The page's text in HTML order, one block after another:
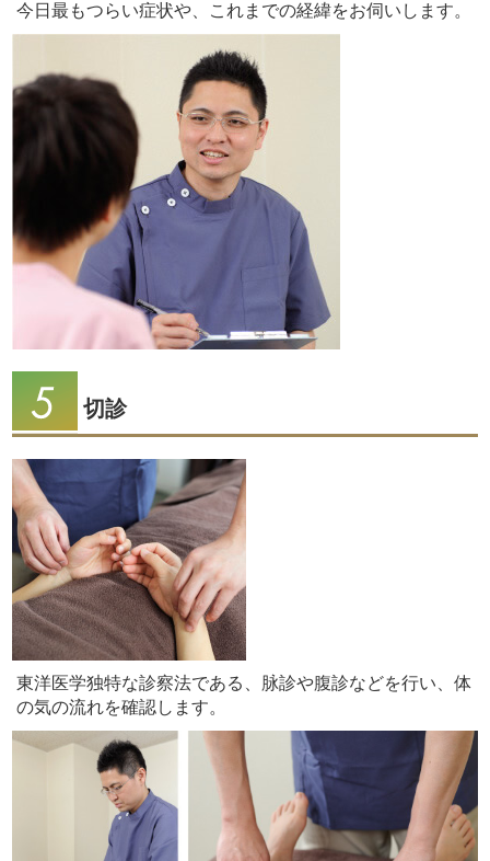
今日最もつらい症状や、これまでの経緯をお伺いします。
切診
東洋医学独特な診察法である、脉診や腹診などを行い、体
の気の流れを確認します。